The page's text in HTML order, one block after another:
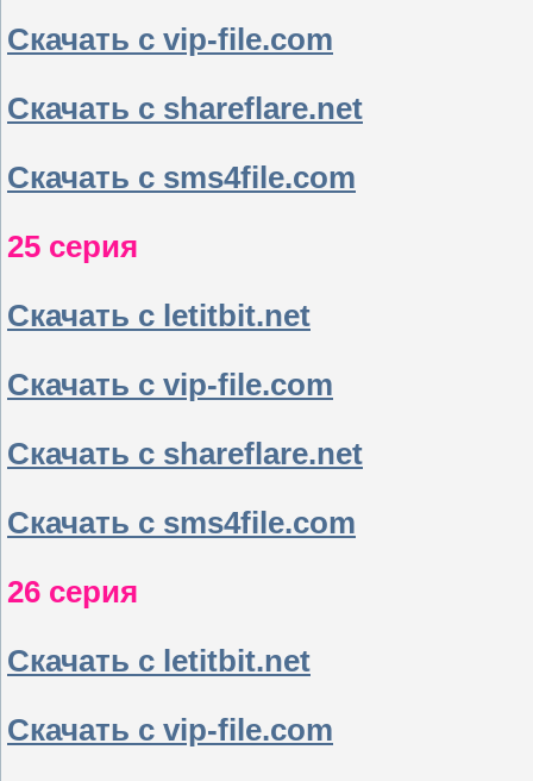
Скачать с vip-file.com
Скачать с shareflare.net
Скачать с sms4file.com
25 серия
Скачать с letitbit.net
Скачать с vip-file.com
Скачать с shareflare.net
Скачать с sms4file.com
26 серия
Скачать с letitbit.net
Скачать с vip-file.com